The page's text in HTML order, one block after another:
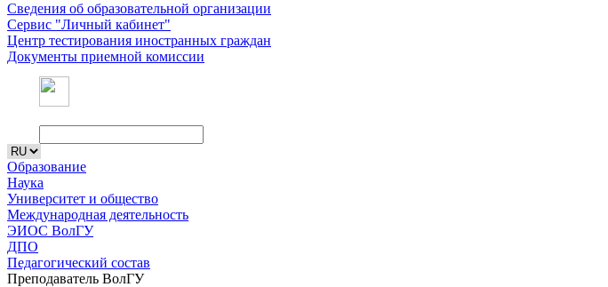
Сведения об образовательной организации
Сервис "Личный кабинет"
Центр тестирования иностранных граждан
Документы приемной комиссии
Образование
Наука
Университет и общество
Международная деятельность
ЭИОС ВолГУ
ДПО
Педагогический состав
Преподаватель ВолГУ